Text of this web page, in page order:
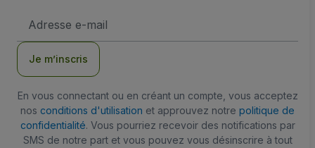
e-
Je m’inscris
En vous connectant ou en créant un compte, vous acceptez
nos conditions d'utilisation et approuvez notre politique de
confidentialité. Vous pourriez recevoir des notifications par
SMS de notre part et vous pouvez vous désinscrire à tout